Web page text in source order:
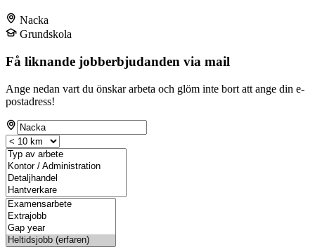
Nacka
Grundskola
Få liknande jobberbjudanden via mail
Ange nedan vart du önskar arbeta och glöm inte bort att ange din e-
postadress!